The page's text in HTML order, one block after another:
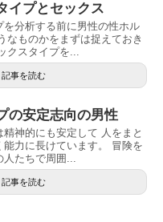
イプとセックス
分析する前に男性の性ホル
なものかをまずは捉えておき
クスタイプを...
記事を読む
の安定志向の男性
神的にも安定して 人をまと
力に長けています。 冒険を
人たちで周囲...
記事を読む